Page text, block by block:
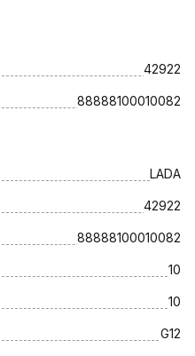
42922
88888100010082
LADA
42922
88888100010082
10
10
G12